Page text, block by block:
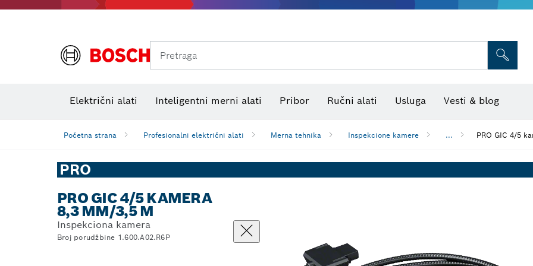
Pretraga
Električni alati Inteligentni merni alati Pribor Ručni alati Usluga Vesti & blog
Početna strana Profesionalni električni alati Merna tehnika Inspekcione kamere ... PRO GIC 4/5
PRO
PRO GIC 4/5 KAMERA
8,3 MM/3,5 M
Inspekciona kamera
Broj porudžbine 1.600.A02.R6P